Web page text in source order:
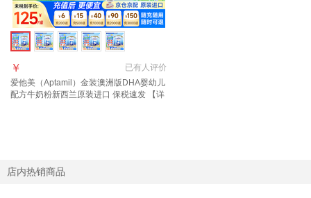
已有人评价
￥
爱他美（Aptamil）金装澳洲版DHA婴幼儿
配方牛奶粉新西兰原装进口 保税速发 【详
店内热销商品